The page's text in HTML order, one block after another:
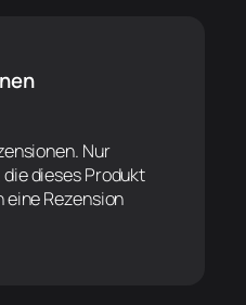
Nur
dieses Produkt
Rezension